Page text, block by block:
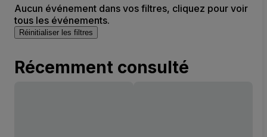
Aucun événement dans vos filtres, cliquez pour voir
tous les événements.
Réinitialiser les filtres
Récemment consulté